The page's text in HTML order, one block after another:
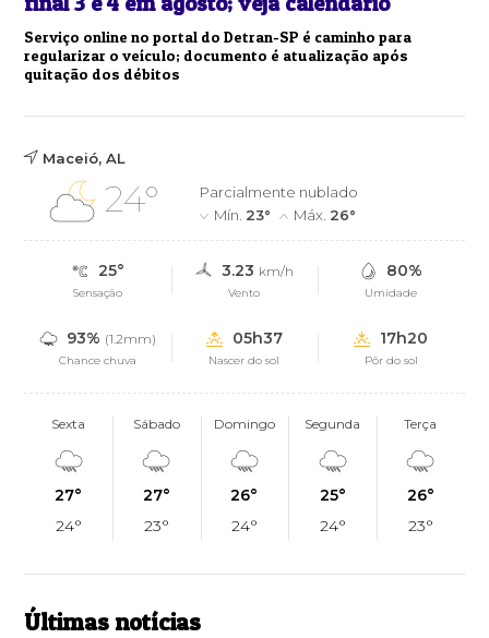
Serviço online no portal do Detran-SP é caminho para
regularizar o veículo; documento é atualização após
quitação dos débitos
Maceió, AL
24°
Parcialmente nublado
Mín. 23° Máx. 26°
25°
Sensação
3.23 km/h
Vento
80%
Umidade
93% (1.2mm)
Chance chuva
05h37
Nascer do sol
17h20
Pôr do sol
Sexta
27°
24°
Sábado
27°
23°
Domingo
26°
24°
Segunda
25°
24°
Terça
26°
23°
Últimas notícias